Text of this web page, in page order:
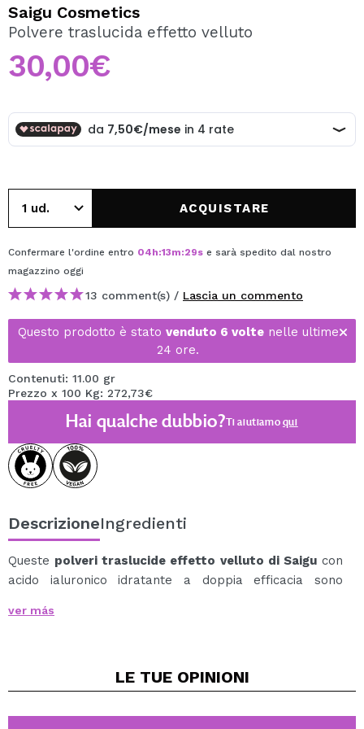
Creando un account su Maquibeauty.it potrai fare i tuoi
acquisti velocemente, controllare lo stato dei tuoi ordini e
consultare le tue operazioni precedenti.
CREARE UN ACCOUNT
Saigu Cosmetics
Polvere traslucida effetto velluto
30,00€
ACQUISTARE
Confermare l'ordine entro 04h:13m:28s e sarà spedito dal nostro
magazzino oggi
13 comment(s) / Lascia un commento
Questo prodotto è stato venduto 6 voltenelle ultime
24 ore.
Contenuti: 11.00 gr
Prezzo x 100 Kg: 272,73€
Hai qualche dubbio?Ti aiutiamoqui
DescrizioneIngredienti
Queste polveri traslucide effetto velluto di Saigucon
acido ialuronico idratante a doppia efficacia sono
bisogno:
Più mat, con lucentezza controllata.
Sigilla anche il trucco senza irrigidire, è super
ver más
LE TUE OPINIONI